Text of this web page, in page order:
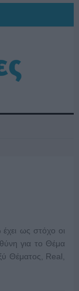
ως στόχο οι
για το Θέμα
Θέματος, Real,